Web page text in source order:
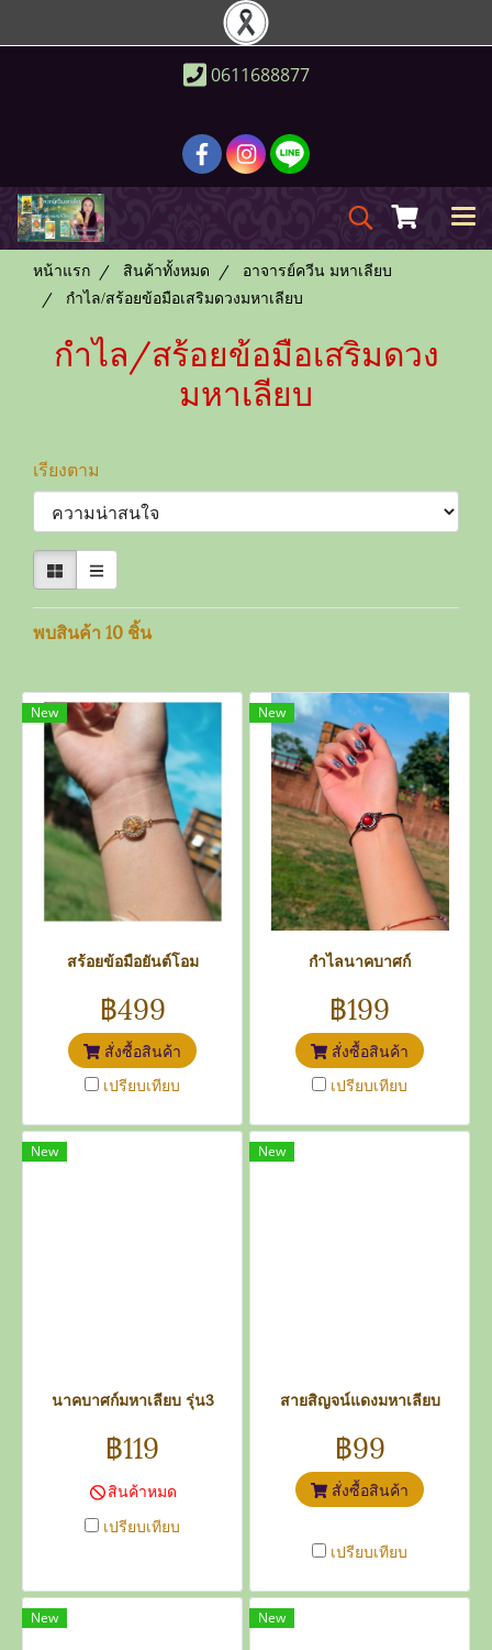
0611688877
หน้าแรก สินค้าทั้งหมด
อาจารย์ควีน มหาเลียบ
กำไล/สร้อยข้อมือเสริมดวงมหาเลียบ
กำไล/สร้อยข้อมือเสริมดวง
มหาเลียบ
เรียงตาม
พบสินค้า 10 ชิ้น
New
สร้อยข้อมือยันต์โอม
฿499
สั่งซื้อสินค้า
เปรียบเทียบ
New
กำไลนาคบาศก์
฿199
สั่งซื้อสินค้า
เปรียบเทียบ
New
นาคบาศก์มหาเลียบ รุ่น3
฿119
สินค้าหมด
เปรียบเทียบ
New
สายสิญจน์แดงมหาเลียบ
฿99
สั่งซื้อสินค้า
เปรียบเทียบ
New New